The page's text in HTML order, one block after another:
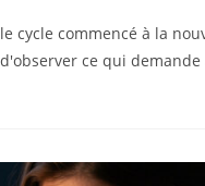
commencé à la
ce qui